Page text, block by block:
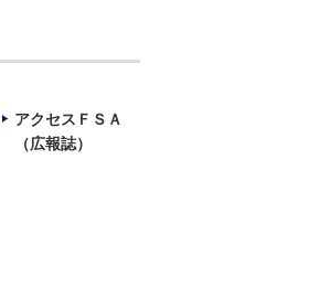
アクセスＦＳＡ
（広報誌）